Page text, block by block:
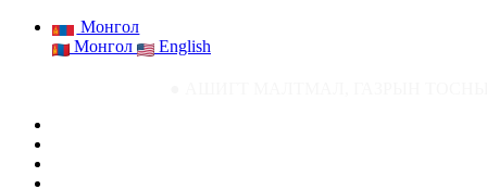
Монгол
Монгол
English